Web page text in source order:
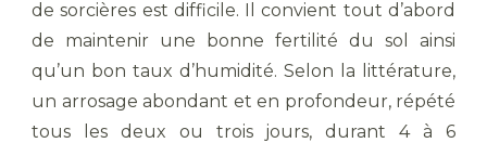
de sorcières est difficile. Il convient tout d’abord
de maintenir une bonne fertilité du sol ainsi
qu’un bon taux d’humidité. Selon la littérature,
un arrosage abondant et en profondeur, répété
tous les deux ou trois jours, durant 4 à 6